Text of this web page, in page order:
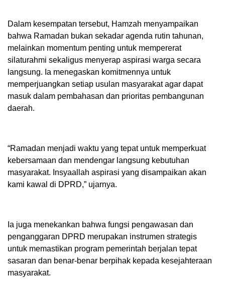
Dalam kesempatan tersebut, Hamzah menyampaikan
bahwa Ramadan bukan sekadar agenda rutin tahunan,
melainkan momentum penting untuk mempererat
silaturahmi sekaligus menyerap aspirasi warga secara
langsung. Ia menegaskan komitmennya untuk
memperjuangkan setiap usulan masyarakat agar dapat
masuk dalam pembahasan dan prioritas pembangunan
daerah.
“Ramadan menjadi waktu yang tepat untuk memperkuat
kebersamaan dan mendengar langsung kebutuhan
masyarakat. Insyaallah aspirasi yang disampaikan akan
kami kawal di DPRD,” ujarnya.
Ia juga menekankan bahwa fungsi pengawasan dan
penganggaran DPRD merupakan instrumen strategis
untuk memastikan program pemerintah berjalan tepat
sasaran dan benar-benar berpihak kepada kesejahteraan
masyarakat.